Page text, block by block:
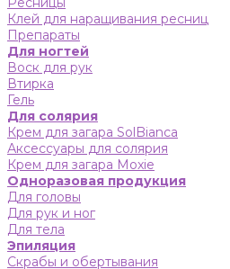
Клей для наращивания ресниц
Препараты
Для ногтей
Воск для рук
Втирка
Гель
Для солярия
Крем для загара SolBianca
Аксессуары для солярия
Крем для загара Moxie
Одноразовая продукция
Для головы
Для рук и ног
Для тела
Эпиляция
Скрабы и обертывания